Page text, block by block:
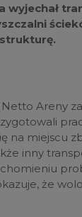
wyjechał
Areny
na miejscu
inny
że